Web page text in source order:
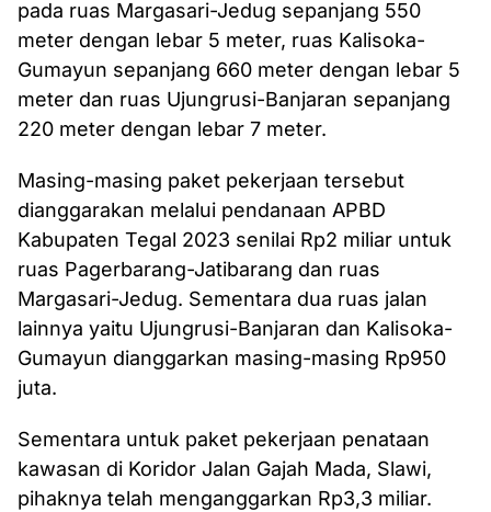
pada ruas Margasari-Jedug sepanjang 550
meter dengan lebar 5 meter, ruas Kalisoka-
Gumayun sepanjang 660 meter dengan lebar 5
meter dan ruas Ujungrusi-Banjaran sepanjang
220 meter dengan lebar 7 meter.
Masing-masing paket pekerjaan tersebut
dianggarakan melalui pendanaan APBD
Kabupaten Tegal 2023 senilai Rp2 miliar untuk
ruas Pagerbarang-Jatibarang dan ruas
Margasari-Jedug. Sementara dua ruas jalan
lainnya yaitu Ujungrusi-Banjaran dan Kalisoka-
Gumayun dianggarkan masing-masing Rp950
juta.
Sementara untuk paket pekerjaan penataan
kawasan di Koridor Jalan Gajah Mada, Slawi,
pihaknya telah menganggarkan Rp3,3 miliar.